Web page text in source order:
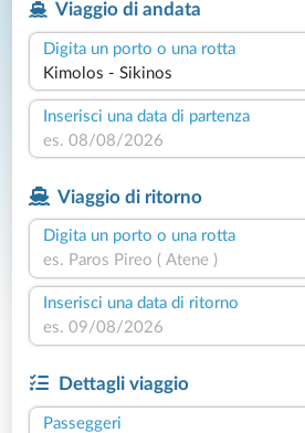
Viaggio di andata
Digita un porto o una rotta
Inserisci una data di partenza
Viaggio di ritorno
Digita un porto o una rotta
Inserisci una data di ritorno
Dettagli viaggio
Passeggeri